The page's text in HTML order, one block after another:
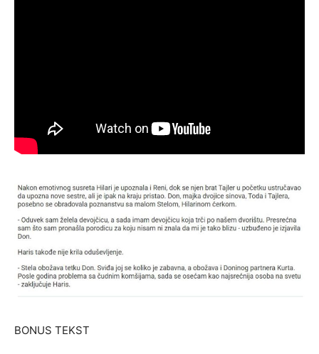
BONUS TEKST